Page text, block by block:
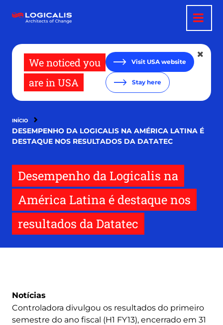
para
We noticed you
are in USA
Visit USA website
Stay here
INÍCIO
DESEMPENHO DA LOGICALIS NA AMÉRICA LATINA É
DESTAQUE NOS RESULTADOS DA DATATEC
Desempenho da Logicalis na
América Latina é destaque nos
resultados da Datatec
Notícias
Controladora divulgou os resultados do primeiro
semestre do ano fiscal (H1 FY13), encerrado em 31